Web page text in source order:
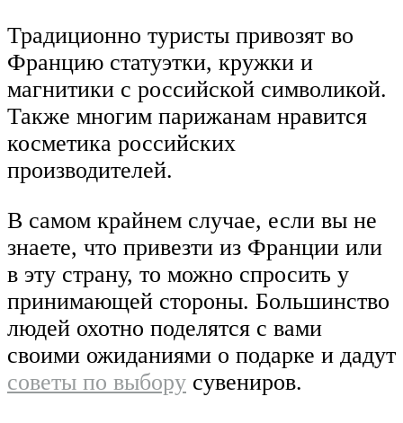
Традиционно туристы привозят во
Францию статуэтки, кружки и
магнитики с российской символикой.
Также многим парижанам нравится
косметика российских
производителей.
В самом крайнем случае, если вы не
знаете, что привезти из Франции или
в эту страну, то можно спросить у
принимающей стороны. Большинство
людей охотно поделятся с вами
своими ожиданиями о подарке и дадут
советы по выбору сувениров.